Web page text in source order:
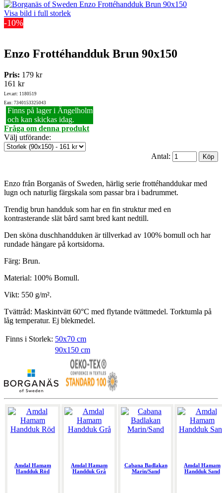
Visa bild i full storlek
-10%
Enzo Frottéhandduk Brun 90x150
Pris: 179 kr
161 kr
Lev.art: 1180519
Ean: 7340153325043
Finns på lager i Ängelholm
och kan skickas idag.
Fråga om denna produkt
Välj utförande:
Antal:
Enzo från Borganäs of Sweden, härlig serie frottéhanddukar med
lugn och naturlig färgskala som passar bra i badrummet.
Trendig brun handduk som har en fin struktur med en
kontrasterande slät bård samt bred kant nedtill.
Den sköna duschhandduken är tillverkad av 100% bomull och har
rundade hängare på kortsidorna.
Färg: Brun.
Material: 100% Bomull.
Vikt: 550 g/m².
Tvättråd: Maskintvätt 60°C med flytande tvättmedel. Torktumla på
låg temperatur. Ej blekmedel.
Finns i Storlek: 50x70 cm
90x150 cm
Amdal Hamam
Handduk Röd
Amdal Hamam
Handduk Grå
Cabana Badlakan
Marin/Sand
Amdal Hamam
Handduk Sand